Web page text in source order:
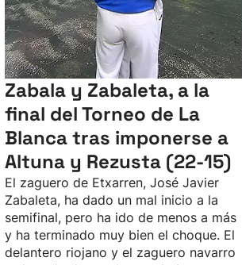
Zabala y Zabaleta, a la
final del Torneo de La
Blanca tras imponerse a
Altuna y Rezusta (22-15)
El zaguero de Etxarren, José Javier
Zabaleta, ha dado un mal inicio a la
semifinal, pero ha ido de menos a más
y ha terminado muy bien el choque. El
delantero riojano y el zaguero navarro